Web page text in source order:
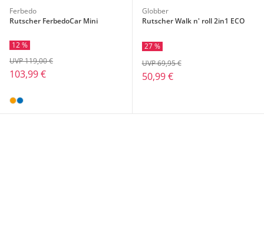
Ferbedo
Rutscher FerbedoCar Mini
12 %
103,99 €
UVP 119,00 €
Globber
Rutscher Walk n' roll 2in1 ECO
27 %
50,99 €
UVP 69,95 €